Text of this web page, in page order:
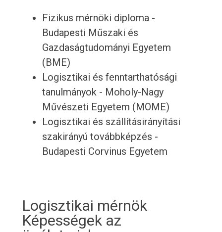
Fizikus mérnöki diploma -
Budapesti Műszaki és
Gazdaságtudományi Egyetem
(BME)
Logisztikai és fenntarthatósági
tanulmányok - Moholy-Nagy
Művészeti Egyetem (MOME)
Logisztikai és szállításirányítási
szakirányú továbbképzés -
Budapesti Corvinus Egyetem
Logisztikai mérnök
Képességek az